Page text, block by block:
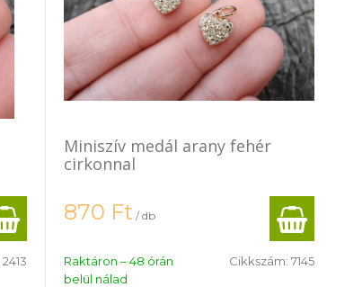
2413
Miniszív medál arany fehér
cirkonnal
870 Ft / db
Raktáron – 48 órán
belül nálad
Cikkszám: 7145